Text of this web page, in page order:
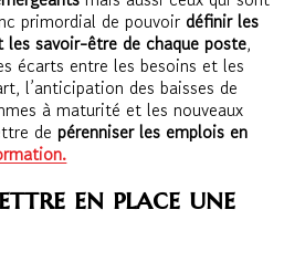
primordial de pouvoir définir les
savoir-être de chaque poste,
écarts entre les besoins et les
l’anticipation des baisses de
à maturité et les nouveaux
depérenniser les emplois en
en place une